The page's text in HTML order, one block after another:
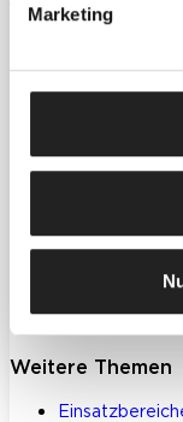
Marketing
Farben,
Weitere Themen